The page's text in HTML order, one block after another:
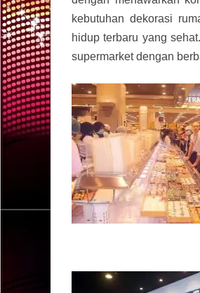
kebutuhan dekorasi
hidup terbaru yang
supermarket dengan